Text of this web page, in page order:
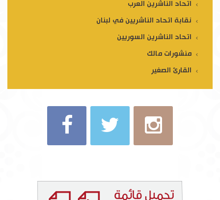
اتحاد الناشرين العرب
نقابة اتحاد الناشريين في لبنان
اتحاد الناشرين السوريين
منشورات مالك
القارئ الصغير